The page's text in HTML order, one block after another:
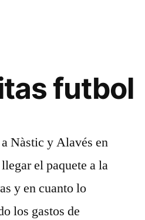
futbol
Nàstic y Alavés en
el paquete a la
y en cuanto lo
los gastos de